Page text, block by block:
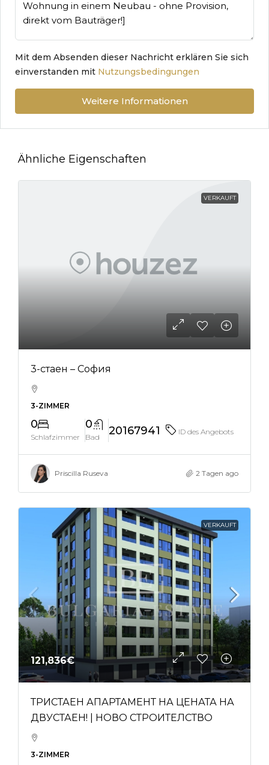
Mit dem Absenden dieser Nachricht erklären Sie sich
einverstanden mit Nutzungsbedingungen
Weitere Informationen
Ähnliche Eigenschaften
VERKAUFT
3-стаен – София
3-ZIMMER
0
Schlafzimmer
0
Bad 20167941 ID des Angebots
Priscilla Ruseva 2 Tagen ago
VERKAUFT
121,836€
ТРИСТАЕН АПАРТАМЕНТ НА ЦЕНАТА НА
ДВУСТАЕН! | НОВО СТРОИТЕЛСТВО
3-ZIMMER